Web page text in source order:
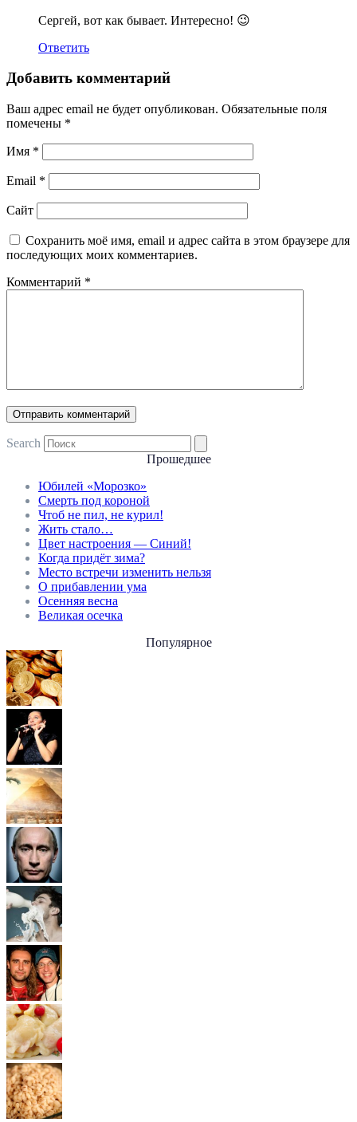
Сергей, вот как бывает. Интересно! 😉
Ответить
Добавить комментарий
Ваш адрес email не будет опубликован. Обязательные поля
помечены *
Имя *
Email *
Сайт
Сохранить моё имя, email и адрес сайта в этом браузере для
последующих моих комментариев.
Комментарий *
Search
Прошедшее
Юбилей «Морозко»
Смерть под короной
Чтоб не пил, не курил!
Жить стало…
Цвет настроения — Синий!
Когда придёт зима?
Место встречи изменить нельзя
О прибавлении ума
Осенняя весна
Великая осечка
Популярное